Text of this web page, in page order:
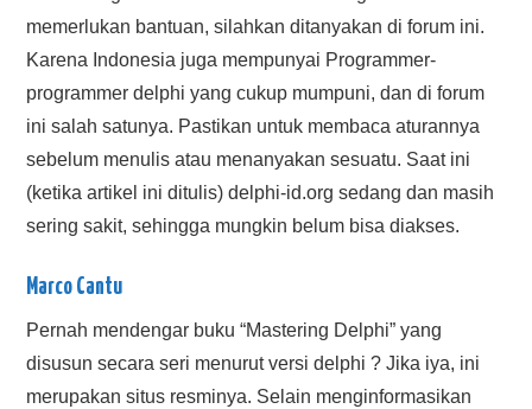
memerlukan bantuan, silahkan ditanyakan di forum ini.
Karena Indonesia juga mempunyai Programmer-
programmer delphi yang cukup mumpuni, dan di forum
ini salah satunya. Pastikan untuk membaca aturannya
sebelum menulis atau menanyakan sesuatu. Saat ini
(ketika artikel ini ditulis) delphi-id.org sedang dan masih
sering sakit, sehingga mungkin belum bisa diakses.
Marco Cantu
Pernah mendengar buku “Mastering Delphi” yang
disusun secara seri menurut versi delphi ? Jika iya, ini
merupakan situs resminya. Selain menginformasikan